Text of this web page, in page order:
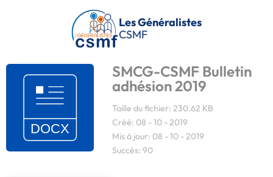
Passer au contenu principal
Les Généralistes
CSMF
SMCG-CSMF Bulletin
adhésion 2019
Taille du fichier: 230.62 KB
Créé: 08 - 10 - 2019
Mis à jour: 08 - 10 - 2019
Succès: 90